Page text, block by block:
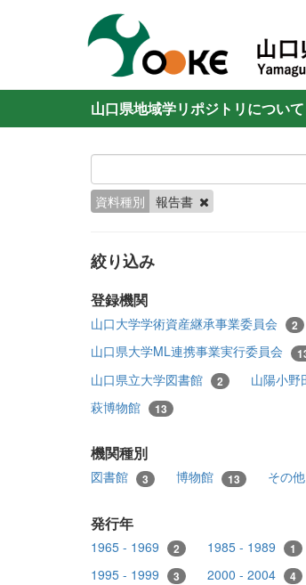
山口県地域学リポジトリについて
資料種別 報告書
絞り込み
登録機関
山口大学学術資産継承事業委員会 2
山口県大学ML連携事業実行委員会
山口県立大学図書館 2 山陽小野
萩博物館 13
機関種別
図書館 3 博物館 13 その他
発行年
1965 - 1969 2 1985 - 1989 1
1995 - 1999 3 2000 - 2004 4